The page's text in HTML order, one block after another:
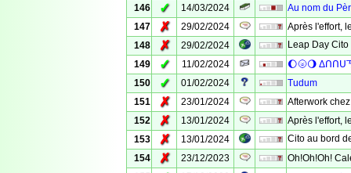
146
✓ 14/03/2024
Au nom du
147
✗ 29/02/2024
Après l'effort,
148
✗ 29/02/2024
Leap Day
149
✓ 11/02/2024
🌔🌝🌖 Δᑎᑎᑌ
150
✓ 01/02/2024
Tudum
151
✗ 23/01/2024
Afterwork
152
✗ 13/01/2024
Après l'effort,
153
✗ 13/01/2024
Cito au bord
154
✗ 23/12/2023
Oh!Oh!Oh!